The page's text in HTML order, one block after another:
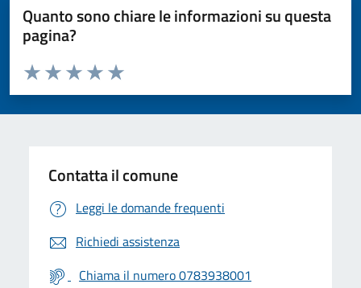
Quanto sono chiare le informazioni su questa
pagina?
Valuta da 1 a 5 stelle la pagina
Valuta 5 stelle su 5
Valuta 4 stelle su 5
Valuta 3 stelle su 5
Valuta 2 stelle su 5
Valuta 1 stelle su 5
Contatta il comune
Leggi le domande frequenti
Richiedi assistenza
Chiama il numero 0783938001